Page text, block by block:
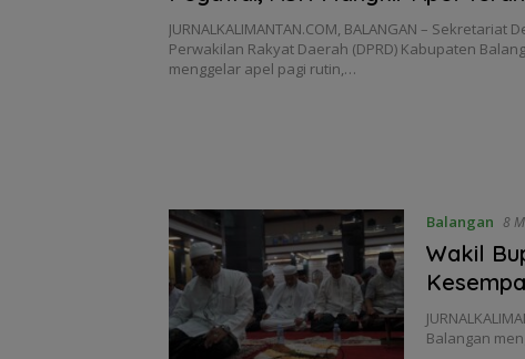
Pemotongan Gaji
JURNALKALIMANTAN.COM, BALANGAN – Sekretariat
Perwakilan Rakyat Daerah (DPRD) Kabupaten
menggelar apel pagi rutin,…
Balangan 8
Wakil
Balangan